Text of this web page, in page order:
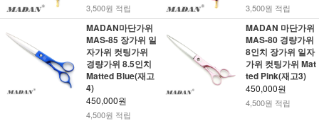
3,500원 적립 3,500원 적립
MADAN마단가위
MAS-85 장가위 일
자가위 컷팅가위
경량가위 8.5인치
Matted Blue(재고
4)
450,000원
4,500원 적립
MADAN 마단가위
MAS-80 경량가위
8인치 장가위 일자
가위 컷팅가위 Mat
ted Pink(재고3)
450,000원
4,500원 적립